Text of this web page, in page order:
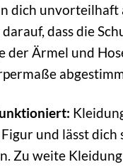
dich unvorteilhaft
dass die
der Ärmel und
und lässt dich
Zu weite